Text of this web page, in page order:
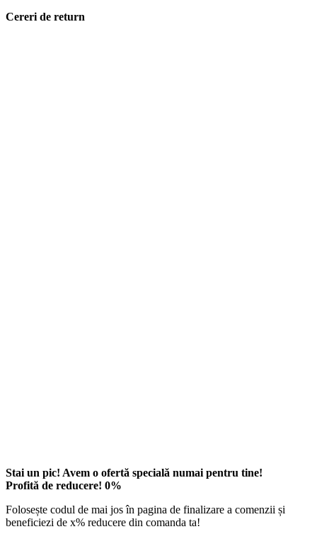
Cereri de return
Stai un pic! Avem o ofertă specială numai pentru tine!
Profită de reducere! 0%
Folosește codul de mai jos în pagina de finalizare a comenzii și
beneficiezi de x% reducere din comanda ta!